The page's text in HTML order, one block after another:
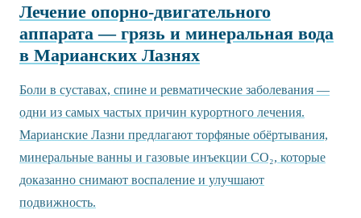
Лечение опорно-двигательного
аппарата — грязь и минеральная вода
в Марианских Лазнях
Боли в суставах, спине и ревматические заболевания —
одни из самых частых причин курортного лечения.
Марианские Лазни предлагают торфяные обёртывания,
минеральные ванны и газовые инъекции CO₂, которые
доказанно снимают воспаление и улучшают
подвижность.